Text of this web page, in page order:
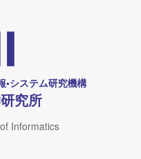
•システム研究機構
究所
Informatics